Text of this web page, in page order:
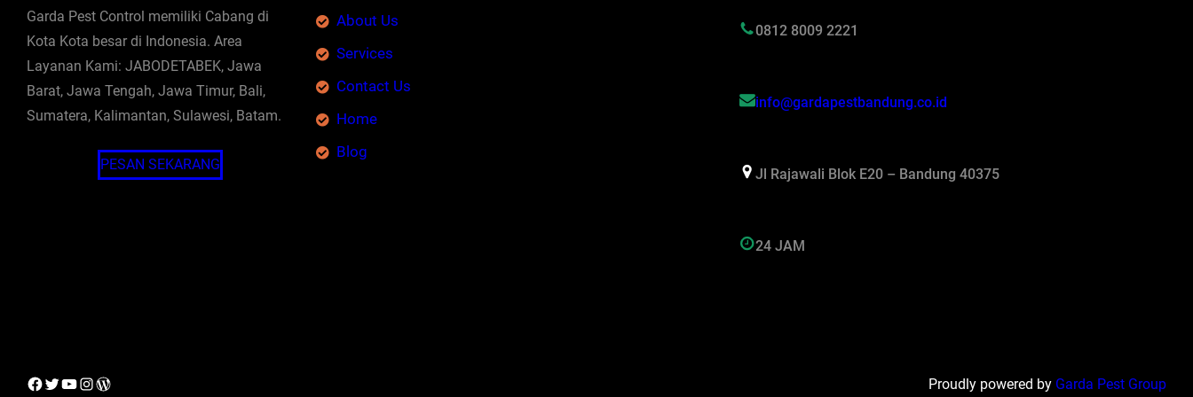
Garda Pest Control memiliki Cabang di
Kota Kota besar di Indonesia. Area
Layanan Kami: JABODETABEK, Jawa
Barat, Jawa Tengah, Jawa Timur, Bali,
Sumatera, Kalimantan, Sulawesi, Batam.
PESAN SEKARANG
About Us
Services
Contact Us
Home
Blog
0812 8009 2221
info@gardapestbandung.co.id
Jl Rajawali Blok E20 – Bandung 40375
24 JAM
Facebook
Twitter
YouTube
Instagram
WordPress Proudly powered by Garda Pest Group